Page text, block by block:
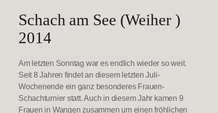
Schach am See (Weiher )
2014
Am letzten Sonntag war es endlich wieder so weit.
Seit 8 Jahren findet an diesem letzten Juli-
Wochenende ein ganz besonderes Frauen-
Schachturnier statt. Auch in diesem Jahr kamen 9
Frauen in Wangen zusammen um einen fröhlichen